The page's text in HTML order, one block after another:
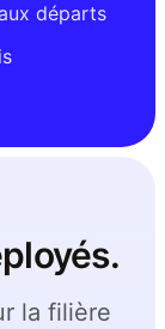
départs
la filière